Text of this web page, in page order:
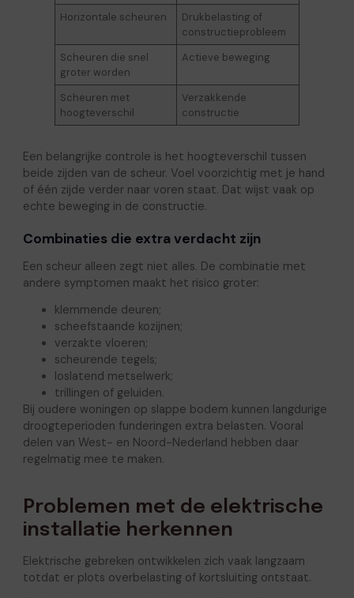
Horizontale scheuren
Drukbelasting of
constructieprobleem
Scheuren die snel
groter worden
Actieve beweging
Scheuren met
hoogteverschil
Verzakkende
constructie
Een belangrijke controle is het hoogteverschil tussen
beide zijden van de scheur. Voel voorzichtig met je hand
of één zijde verder naar voren staat. Dat wijst vaak op
echte beweging in de constructie.
Combinaties die extra verdacht zijn
Een scheur alleen zegt niet alles. De combinatie met
andere symptomen maakt het risico groter:
klemmende deuren;
scheefstaande kozijnen;
verzakte vloeren;
scheurende tegels;
loslatend metselwerk;
trillingen of geluiden.
Bij oudere woningen op slappe bodem kunnen langdurige
droogteperioden funderingen extra belasten. Vooral
delen van West- en Noord-Nederland hebben daar
regelmatig mee te maken.
Problemen met de elektrische
installatie herkennen
Elektrische gebreken ontwikkelen zich vaak langzaam
totdat er plots overbelasting of kortsluiting ontstaat.